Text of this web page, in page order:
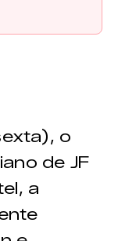
o
de JF
a